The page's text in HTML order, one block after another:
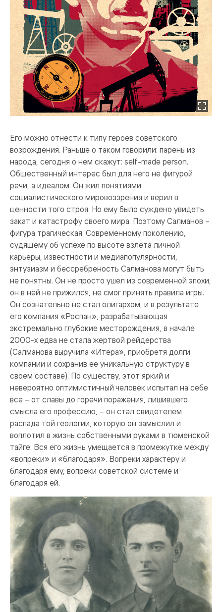
Его можно отнести к типу героев советского
возрождения. Раньше о таком говорили: парень из
народа, сегодня о нем скажут: self-made person.
Общественный интерес был для него не фигурой
речи, а идеалом. Он жил понятиями
социалистического мировоззрения и верил в
ценности того строя. Но ему было суждено увидеть
закат и катастрофу своего мира. Поэтому Салманов –
фигура трагическая. Современному поколению,
судящему об успехе по высоте взлета личной
карьеры, известности и медиапопулярности,
энтузиазм и бессребреность Салманова могут быть
не понятны. Он не просто ушел из современной эпохи,
он в ней не прижился, не смог принять правила игры.
Он сознательно не стал олигархом, и в результате
его компания «Роспан», разрабатывающая
экстремально глубокие месторождения, в начале
2000-х едва не стала жертвой рейдерства
(Салманова выручила «Итера», приобретя долги
компании и сохранив ее уникальную структуру в
своем составе). По существу, этот яркий и
невероятно оптимистичный человек испытал на себе
все – от славы до горечи поражения, лишившего
смысла его профессию, – он стал свидетелем
распада той геологии, которую он замыслил и
воплотил в жизнь собственными руками в тюменской
тайге. Вся его жизнь умещается в промежутке между
«вопреки» и «благодаря». Вопреки характеру и
благодаря ему, вопреки советской системе и
благодаря ей.